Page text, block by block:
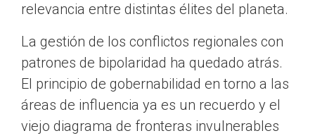
relevancia entre distintas élites del planeta.
La gestión de los conflictos regionales con
patrones de bipolaridad ha quedado atrás.
El principio de gobernabilidad en torno a las
áreas de influencia ya es un recuerdo y el
viejo diagrama de fronteras invulnerables